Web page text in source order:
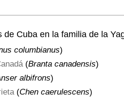
de Cuba en la familia de la
columbianus)
(Branta canadensis)
albifrons)
(Chen caerulescens)